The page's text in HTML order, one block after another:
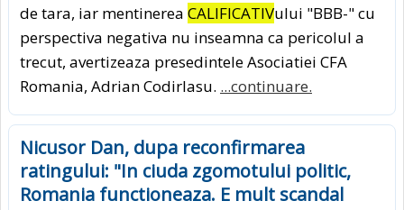
de tara, iar mentinerea CALIFICATIVului "BBB-" cu
perspectiva negativa nu inseamna ca pericolul a
trecut, avertizeaza presedintele Asociatiei CFA
Romania, Adrian Codirlasu. ...continuare.
Nicusor Dan, dupa reconfirmarea
ratingului: "In ciuda zgomotului politic,
Romania functioneaza. E mult scandal